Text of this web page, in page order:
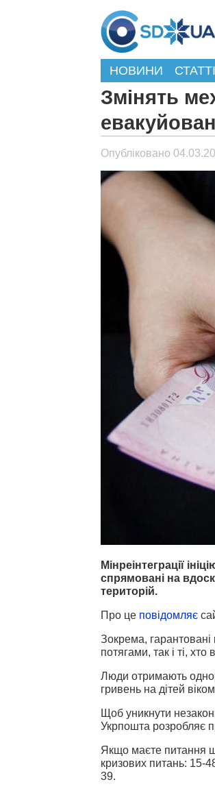
НОВИНИ СТАТТІ
Змінять
Опубліковано
Мінреінтеграції
спрямовані на
територій.
Про це повідомляє
Зокрема,
потягами, так і ті,
Люди отримають
гривень на дітей
Щоб уникнути
Укрпошта розробляє
Якщо маєте питання
кризових питань: 15-
39.